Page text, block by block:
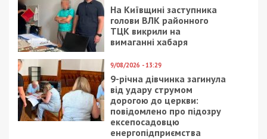
На Київщині заступника
голови ВЛК районного
ТЦК викрили на
вимаганні хабаря
9/08/2026 - 13:29
9-річна дівчинка загинула
від удару струмом
дорогою до церкви:
повідомлено про підозру
ексепосадовцю
енергопідприємства